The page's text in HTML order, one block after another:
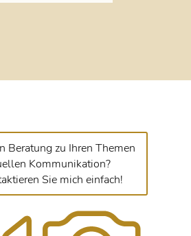
Beratung zu Ihren Themen
Kommunikation?
Sie mich einfach!